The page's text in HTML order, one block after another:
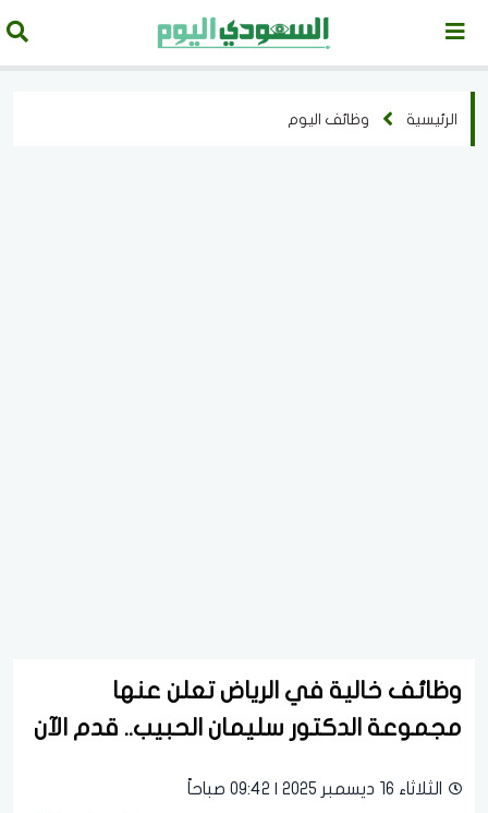
الرئيسية وظائف اليوم
وظائف خالية في الرياض تعلن عنها
مجموعة الدكتور سليمان الحبيب.. قدم الآن
الثلاثاء 16 ديسمبر 2025 | 09:42 صباحاً